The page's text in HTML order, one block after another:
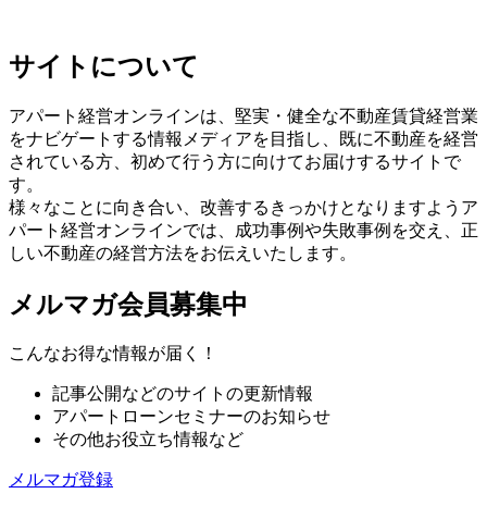
サイトについて
アパート経営オンラインは、堅実・健全な不動産賃貸経営業
をナビゲートする情報メディアを目指し、既に不動産を経営
されている方、初めて行う方に向けてお届けするサイトで
す。
様々なことに向き合い、改善するきっかけとなりますようア
パート経営オンラインでは、成功事例や失敗事例を交え、正
しい不動産の経営方法をお伝えいたします。
メルマガ会員募集中
こんなお得な情報が届く！
記事公開などのサイトの更新情報
アパートローンセミナーのお知らせ
その他お役立ち情報など
メルマガ登録